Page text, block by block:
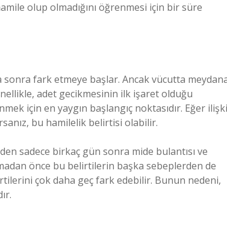
olup olmadığını öğrenmesi için bir süre
fark etmeye başlar. Ancak vücutta
adet gecikmesinin ilk işaret olduğu
için en yaygın başlangıç noktasıdır. Eğer ilişki
bu hamilelik belirtisi olabilir.
sadece birkaç gün sonra mide bulantısı ve
önce bu belirtilerin başka sebeplerden de
çok daha geç fark edebilir. Bunun nedeni,